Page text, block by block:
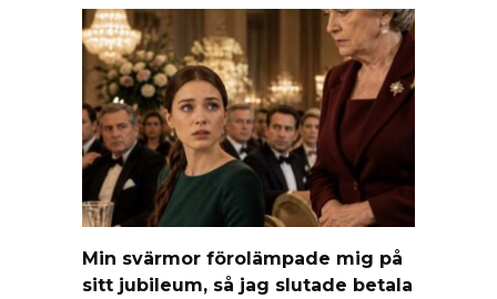
Min svärmor förolämpade mig på
sitt jubileum, så jag slutade betala